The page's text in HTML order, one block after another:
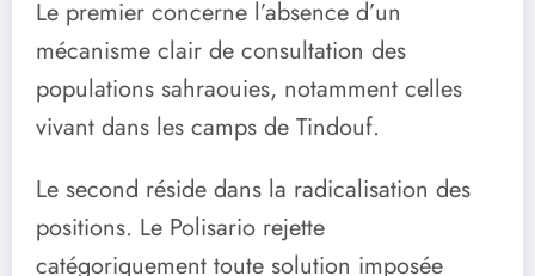
Le premier concerne l’absence d’un
mécanisme clair de consultation des
populations sahraouies, notamment celles
vivant dans les camps de Tindouf.
Le second réside dans la radicalisation des
positions. Le Polisario rejette
catégoriquement toute solution imposée